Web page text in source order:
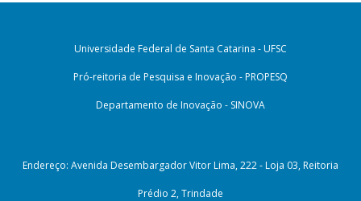
Universidade Federal de Santa Catarina - UFSC
Pró-reitoria de Pesquisa e Inovação - PROPESQ
Departamento de Inovação - SINOVA
Endereço: Avenida Desembargador Vitor Lima, 222 - Loja 03, Reitoria
Prédio 2, Trindade